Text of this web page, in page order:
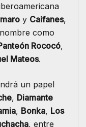
y Caifanes,
como
Rococó,
Mateos.
un papel
, Diamante
, Bonka, Los
, entre